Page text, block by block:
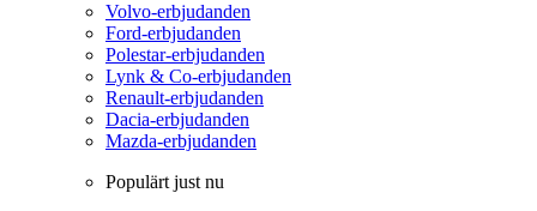
Volvo-erbjudanden
Ford-erbjudanden
Polestar-erbjudanden
Lynk & Co-erbjudanden
Renault-erbjudanden
Dacia-erbjudanden
Mazda-erbjudanden
Populärt just nu